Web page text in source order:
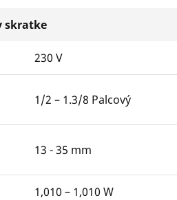
skratke
230 V
1/2 – 1.3/8 Palcový
13 - 35 mm
1,010 – 1,010 W